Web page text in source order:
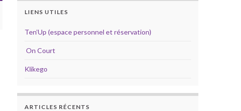
LIENS UTILES
Ten’Up (espace personnel et réservation)
On Court
Klikego
ARTICLES RÉCENTS